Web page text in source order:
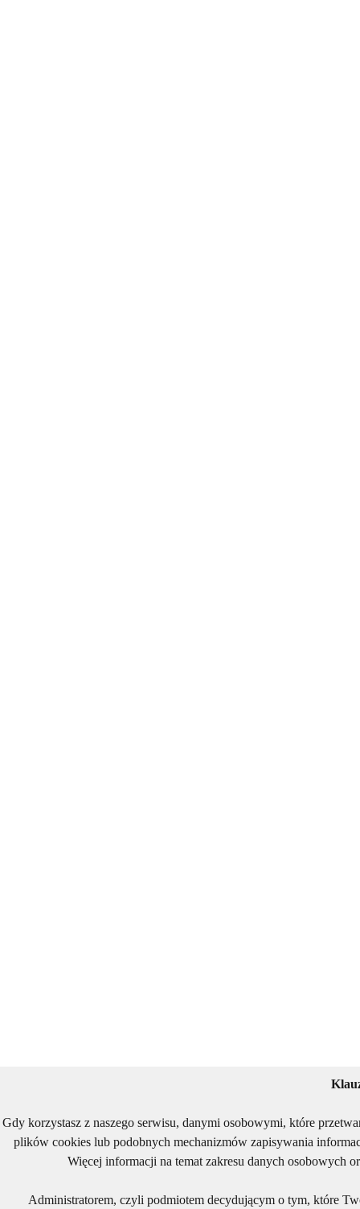
Gdy korzystasz z naszego serwisu, danymi osobowymi, które
plików cookies lub podobnych mechanizmów zapisywania
Więcej informacji na temat zakresu danych osobowych
Administratorem, czyli podmiotem decydującym o tym, które